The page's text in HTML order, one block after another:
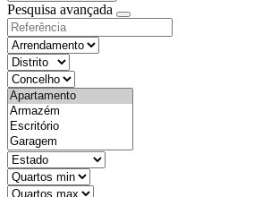
Pesquisa avançada